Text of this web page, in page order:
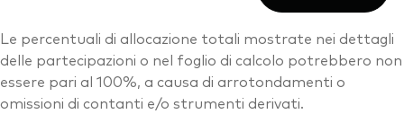
Le percentuali di allocazione totali mostrate nei dettagli
delle partecipazioni o nel foglio di calcolo potrebbero non
essere pari al 100%, a causa di arrotondamenti o
omissioni di contanti e/o strumenti derivati.